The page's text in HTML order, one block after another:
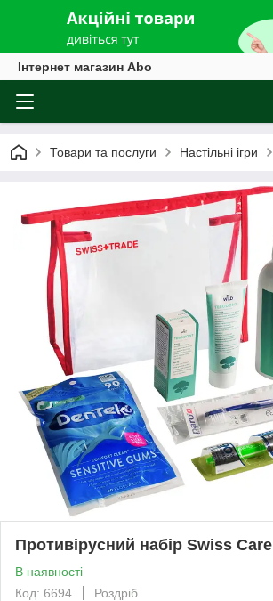
Інтернет магазин Abo
Товари та послуги Настільні ігри
Противірусний набір Swiss Care
В наявності
Код: 6694
Роздріб